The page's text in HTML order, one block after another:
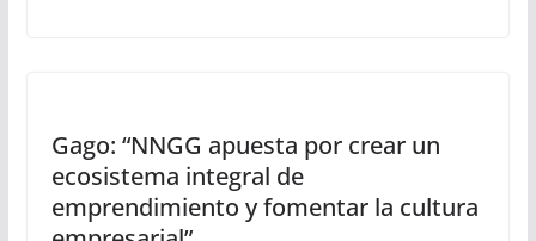
Gago: “NNGG apuesta por crear un
ecosistema integral de
emprendimiento y fomentar la cultura